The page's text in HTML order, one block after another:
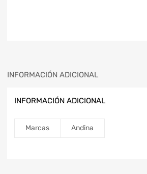
INFORMACIÓN ADICIONAL
INFORMACIÓN ADICIONAL
Marcas Andina